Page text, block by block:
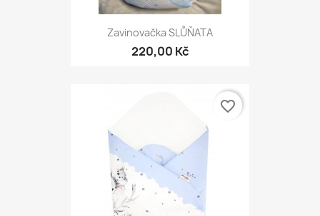
Zavinovačka SLŮŇATA
220,00 Kč
favorite_border